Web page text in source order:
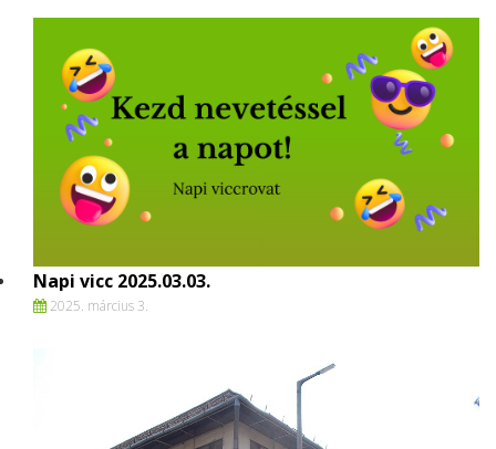
Napi vicc 2025.03.03.
2025. március 3.